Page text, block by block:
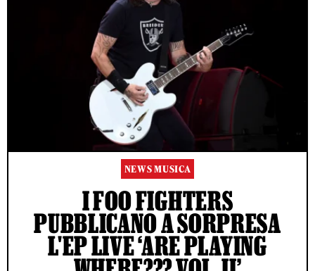
NEWS MUSICA
I FOO FIGHTERS
PUBBLICANO A SORPRESA
L'EP LIVE ‘ARE PLAYING